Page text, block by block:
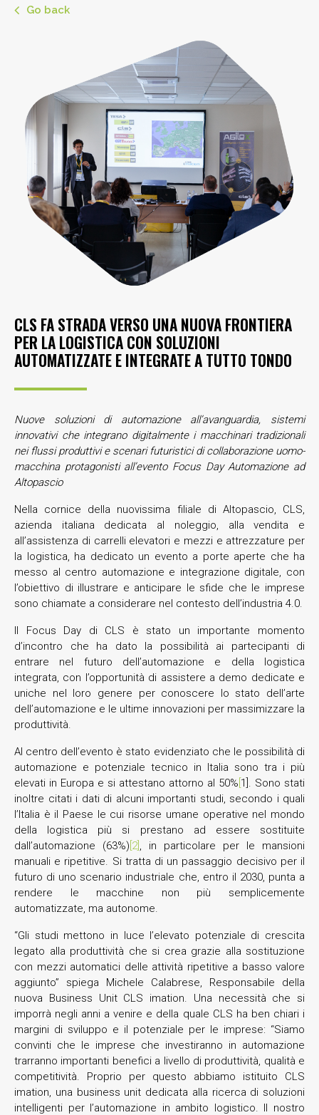
Go back
CLS FA STRADA VERSO UNA NUOVA FRONTIERA
PER LA LOGISTICA CON SOLUZIONI
AUTOMATIZZATE E INTEGRATE A TUTTO TONDO
Nuove soluzioni di automazione all’avanguardia, sistemi
innovativi che integrano digitalmente i macchinari tradizionali
nei flussi produttivi e scenari futuristici di collaborazione uomo-
macchina protagonisti all’evento Focus Day Automazione ad
Altopascio
Nella cornice della nuovissima filiale di Altopascio, CLS,
azienda italiana dedicata al noleggio, alla vendita e
all’assistenza di carrelli elevatori e mezzi e attrezzature per
la logistica, ha dedicato un evento a porte aperte che ha
messo al centro automazione e integrazione digitale, con
l’obiettivo di illustrare e anticipare le sfide che le imprese
sono chiamate a considerare nel contesto dell’industria 4.0.
Il Focus Day di CLS è stato un importante momento
d’incontro che ha dato la possibilità ai partecipanti di
entrare nel futuro dell’automazione e della logistica
integrata, con l’opportunità di assistere a demo dedicate e
uniche nel loro genere per conoscere lo stato dell’arte
dell’automazione e le ultime innovazioni per massimizzare la
produttività.
Al centro dell’evento è stato evidenziato che le possibilità di
automazione e potenziale tecnico in Italia sono tra i più
elevati in Europa e si attestano attorno al 50% 1]. Sono stati
inoltre citati i dati di alcuni importanti studi, secondo i quali
l’Italia è il Paese le cui risorse umane operative nel mondo
della logistica più si prestano ad essere sostituite
dall’automazione (63%) [2], in particolare per le mansioni
manuali e ripetitive. Si tratta di un passaggio decisivo per il
futuro di uno scenario industriale che, entro il 2030, punta a
rendere le macchine non più semplicemente
automatizzate, ma autonome.
“Gli studi mettono in luce l’elevato potenziale di crescita
legato alla produttività che si crea grazie alla sostituzione
con mezzi automatici delle attività ripetitive a basso valore
aggiunto” spiega Michele Calabrese, Responsabile della
nuova Business Unit CLS imation. Una necessità che si
imporrà negli anni a venire e della quale CLS ha ben chiari i
margini di sviluppo e il potenziale per le imprese: “Siamo
convinti che le imprese che investiranno in automazione
trarranno importanti benefici a livello di produttività, qualità e
competitività. Proprio per questo abbiamo istituito CLS
imation, una business unit dedicata alla ricerca di soluzioni
intelligenti per l’automazione in ambito logistico. Il nostro